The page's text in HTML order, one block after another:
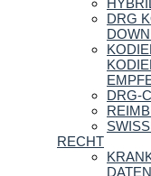
DRG
DRG-
RECHT